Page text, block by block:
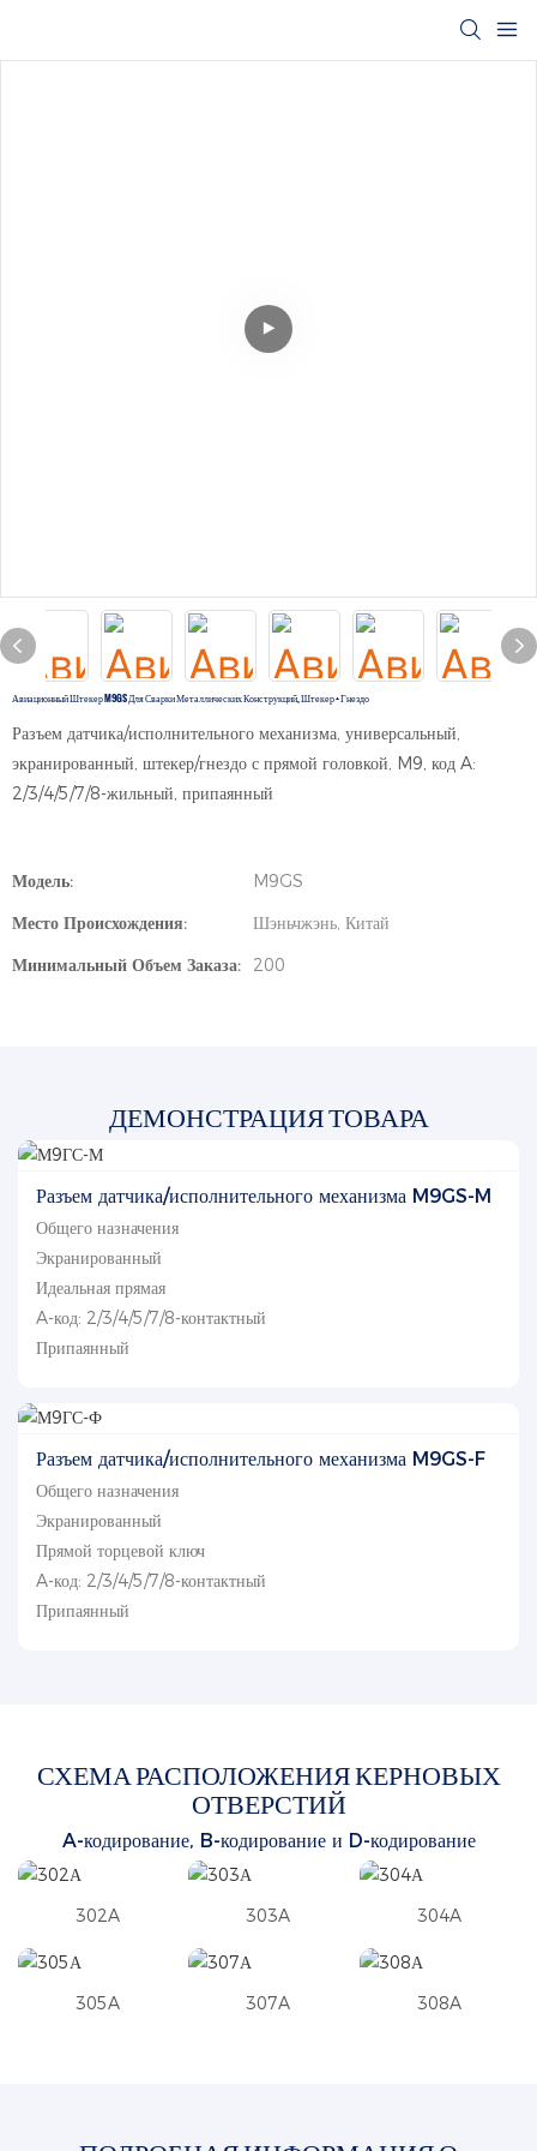
Авиационный Штекер M9GS Для Сварки Металлических Конструкций, Штекер + Гнездо
Разъем датчика/исполнительного механизма, универсальный,
экранированный, штекер/гнездо с прямой головкой, M9, код A:
2/3/4/5/7/8-жильный, припаянный
Модель:
M9GS
Место Происхождения:
Шэньчжэнь, Китай
Минимальный Объем Заказа:
200
ДЕМОНСТРАЦИЯ ТОВАРА
Разъем датчика/исполнительного механизма M9GS-M
Общего назначения
Экранированный
Идеальная прямая
A-код: 2/3/4/5/7/8-контактный
Припаянный
Разъем датчика/исполнительного механизма M9GS-F
Общего назначения
Экранированный
Прямой торцевой ключ
A-код: 2/3/4/5/7/8-контактный
Припаянный
СХЕМА РАСПОЛОЖЕНИЯ КЕРНОВЫХ
ОТВЕРСТИЙ
A-кодирование, B-кодирование и D-кодирование
302A 303A 304A
305A 307A 308A